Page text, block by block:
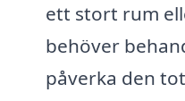
ett stort rum
behöver
påverka den